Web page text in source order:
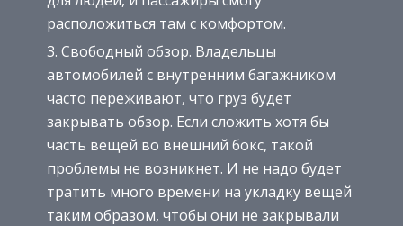
расположиться там с комфортом.
Свободный обзор. Владельцы
автомобилей с внутренним багажником
часто переживают, что груз будет
закрывать обзор. Если сложить хотя бы
часть вещей во внешний бокс, такой
проблемы не возникнет. И не надо будет
тратить много времени на укладку вещей
таким образом, чтобы они не закрывали